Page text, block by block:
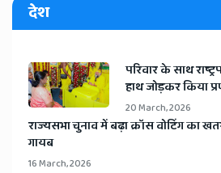
देश
​परिवार के साथ
हाथ जोड़कर किया
20 March, 2026
​राज्यसभा चुनाव में बढ़ा क्रॉस वोटिंग का
गायब
16 March, 2026